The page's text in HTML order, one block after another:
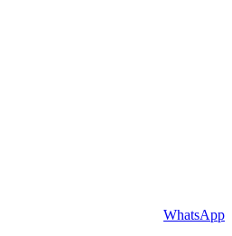
WhatsApp